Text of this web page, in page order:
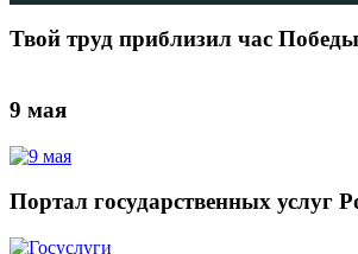
Твой труд приблизил час
9 мая
Портал государственных услуг